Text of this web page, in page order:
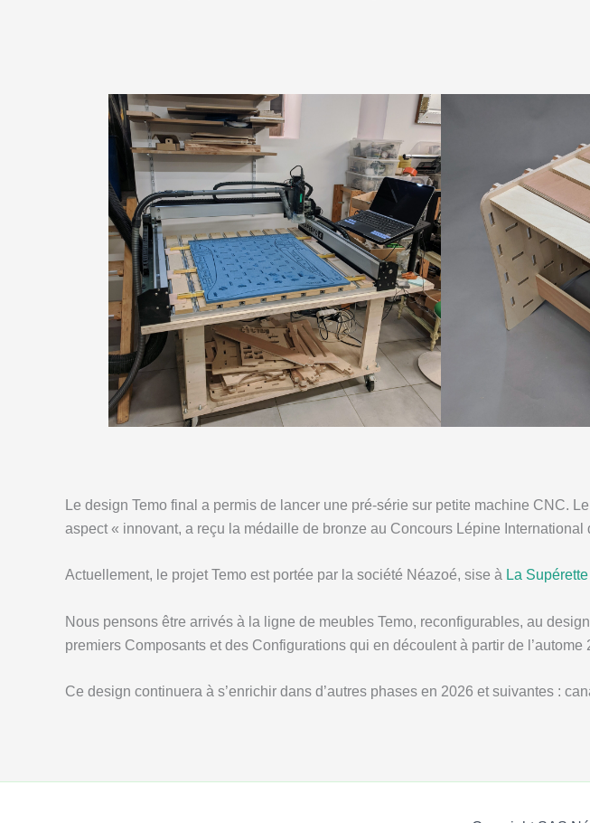
Le design Temo final a permis de lancer une pré-série sur petite machine CNC.
aspect « innovant, a reçu la médaille de bronze au Concours Lépine International
Actuellement, le projet Temo est portée par la société Néazoé, sise à La Supérette
Nous pensons être arrivés à la ligne de meubles Temo, reconfigurables, au
premiers Composants et des Configurations qui en découlent à partir de l’autome
Ce design continuera à s’enrichir dans d’autres phases en 2026 et suivantes :